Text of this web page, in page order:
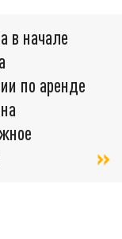
в начале
по аренде